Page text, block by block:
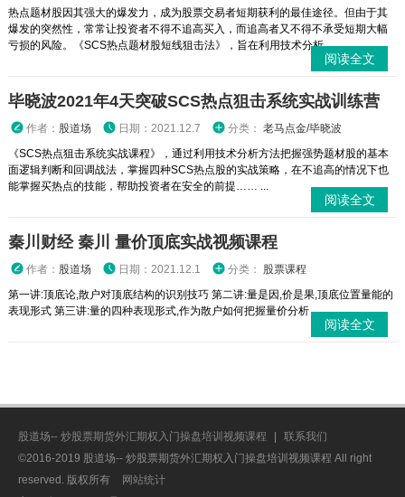
热点题材股因其强大的爆发力，成为股票交易者短期获利的最佳途径。但由于其
爆发的突然性，常常让投资者不得不追高买入，而追高者又不得不承受短期大幅
亏损的风险。《SCS热点题材股短线狙击法》，旨在利用技术分析...
阅读全文
毕晓波2021年4天突破SCS热点狙击系统实战训练营
作者： 股道场 日期：2021.12.7 分类： 老马点金/毕晓波
《SCS热点狙击系统实战课程》，通过利用技术分析方法把握强势题材股的基本
面逻辑判断和回调战法，掌握四种SCS热点股的实战策略，在不追高的情况下也
能掌握买热点的技能，帮助投资者在安全的前提…… ...
阅读全文
秦川财经 秦川 量价顶底实战视频课程
作者： 股道场 日期：2021.12.1 分类： 股票课程
第一讲:顶底论,散户对顶底结构的识别技巧 第二讲:量是因,价是果,顶底位置量能的
表现形式 第三讲:量的四种表现形式,作为散户如何把握量价分析 ...
阅读全文
股道场-- 炒股票期货外汇期权入门操盘培训视频课程
联系我们
©2016-2019 股道场-- 炒股票期货外汇期权入门操盘培训视频课程 All right
reserved. 版权所有
网站统计